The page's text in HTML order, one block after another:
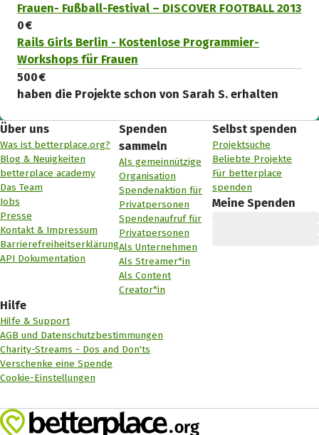
Frauen- Fußball-Festival – DISCOVER FOOTBALL 2013
0 €
Rails Girls Berlin - Kostenlose Programmier-
Workshops für Frauen
500 €
haben die Projekte schon von Sarah S. erhalten
Über uns
Was ist betterplace.org?
Blog & Neuigkeiten
betterplace academy
Das Team
Jobs
Presse
Kontakt & Impressum
Barrierefreiheitserklärung
API Dokumentation
Spenden
sammeln
Als gemeinnützige
Organisation
Spendenaktion für
Privatpersonen
Spendenaufruf für
Privatpersonen
Als Unternehmen
Als Streamer*in
Als Content
Creator*in
Selbst spenden
Projektsuche
Beliebte Projekte
Für betterplace
spenden
Meine Spenden
Hilfe
Hilfe & Support
AGB und Datenschutzbestimmungen
Charity-Streams - Dos and Don'ts
Verschenke eine Spende
Cookie-Einstellungen